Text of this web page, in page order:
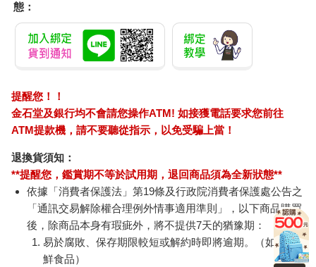
態：
提醒您！！
金石堂及銀行均不會請您操作ATM! 如接獲電話要求您前往
ATM提款機，請不要聽從指示，以免受騙上當！
退換貨須知：
**提醒您，鑑賞期不等於試用期，退回商品須為全新狀態**
依據「消費者保護法」第19條及行政院消費者保護處公告之
「通訊交易解除權合理例外情事適用準則」，以下商品購買
後，除商品本身有瑕疵外，將不提供7天的猶豫期：
易於腐敗、保存期限較短或解約時即將逾期。（如：生
鮮食品）